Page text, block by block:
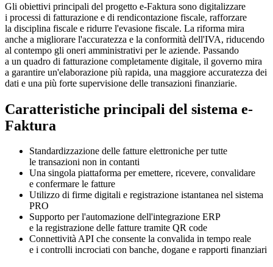
Gli obiettivi principali del progetto e-Faktura sono digitalizzare
i processi di fatturazione e di rendicontazione fiscale, rafforzare
la disciplina fiscale e ridurre l'evasione fiscale. La riforma mira
anche a migliorare l'accuratezza e la conformità dell'IVA, riducendo
al contempo gli oneri amministrativi per le aziende. Passando
a un quadro di fatturazione completamente digitale, il governo mira
a garantire un'elaborazione più rapida, una maggiore accuratezza dei
dati e una più forte supervisione delle transazioni finanziarie.
Caratteristiche principali del sistema e-
Faktura
Standardizzazione delle fatture elettroniche per tutte
le transazioni non in contanti
Una singola piattaforma per emettere, ricevere, convalidare
e confermare le fatture
Utilizzo di firme digitali e registrazione istantanea nel sistema
PRO
Supporto per l'automazione dell'integrazione ERP
e la registrazione delle fatture tramite QR code
Connettività API che consente la convalida in tempo reale
e i controlli incrociati con banche, dogane e rapporti finanziari